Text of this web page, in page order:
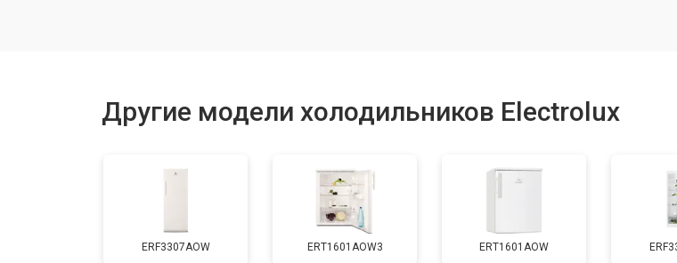
от
Другие модели холодильников Electrolux
ERF3307AOW ERT1601AOW3 ERT1601AOW